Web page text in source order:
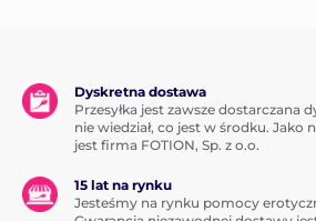
Dyskretna dostawa
Przesyłka jest zawsze dostarczana
nie wiedział, co jest w środku. Jako
jest firma FOTION, Sp. z o.o.
15 lat na rynku
Jesteśmy na rynku pomocy